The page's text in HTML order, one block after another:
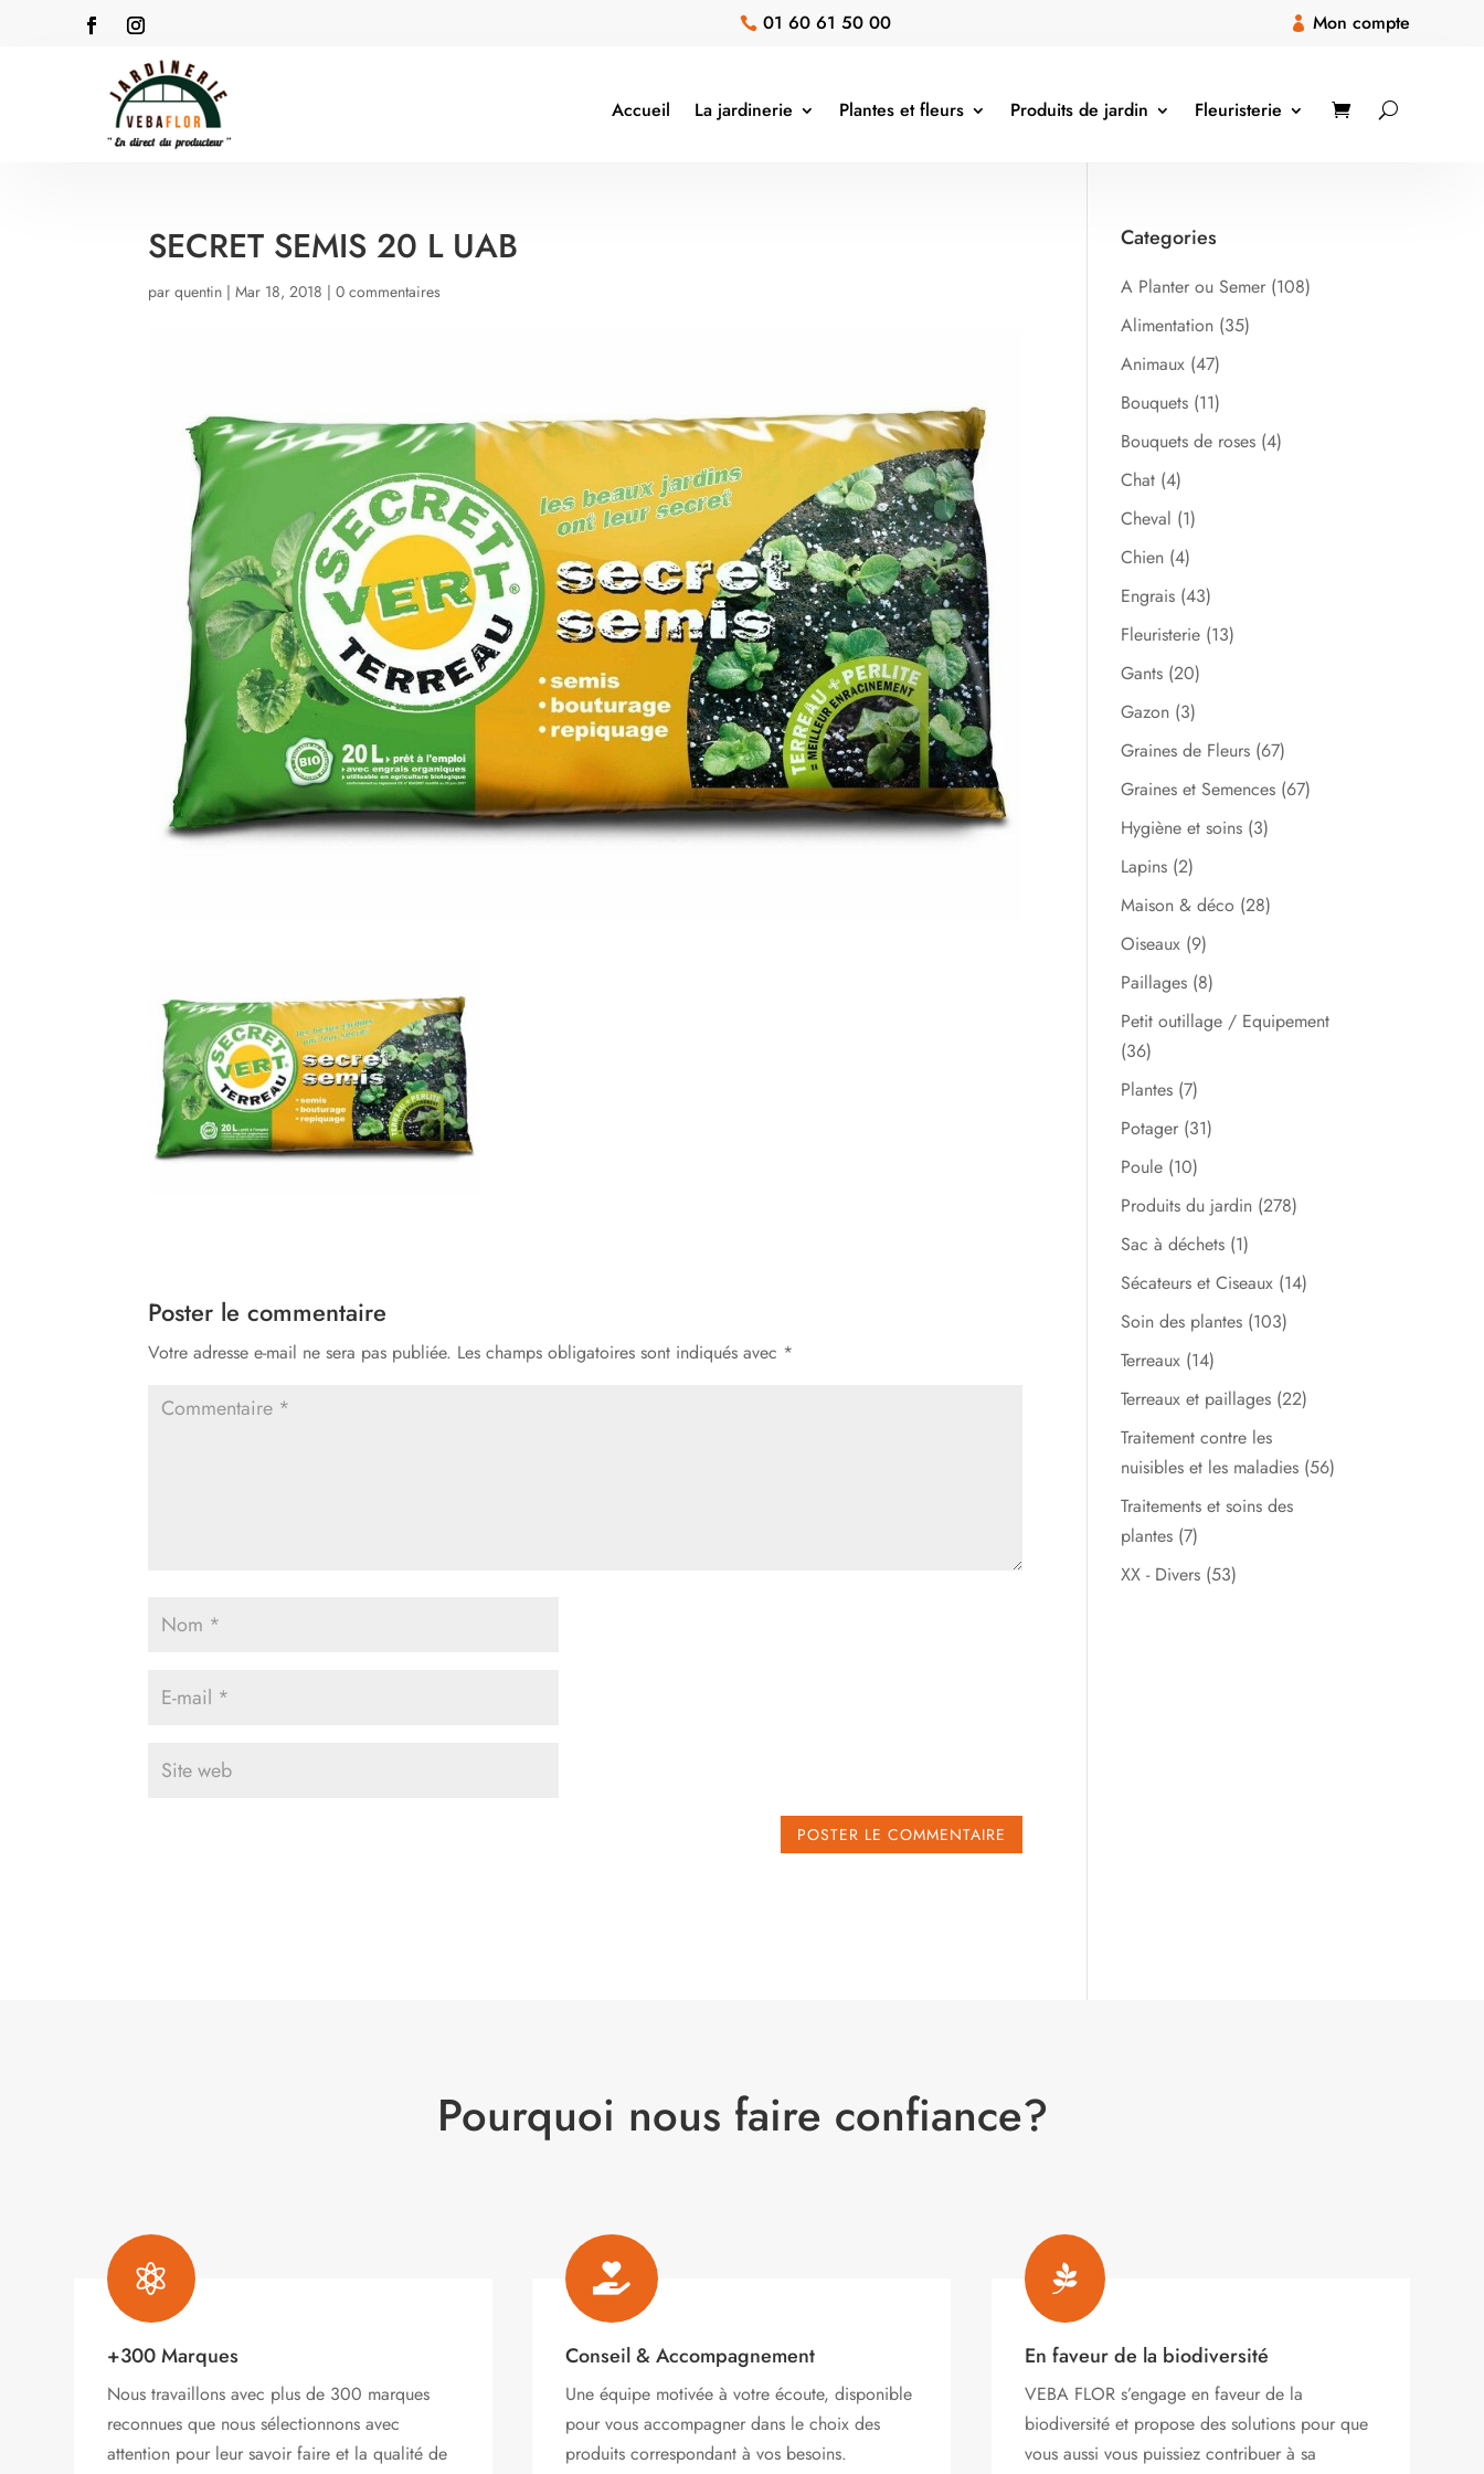
 01 60 61 50 00  Mon compte
Accueil La jardinerie Plantes et fleurs Produits de jardin Fleuristerie
SECRET SEMIS 20 L UAB
parquentin |Mar 18, 2018 |0 commentaires
Poster le commentaire
Votre adresse e-mail ne sera pas publiée. Les champs obligatoires sont indiqués avec *
Categories
A Planter ou Semer (108)
Alimentation (35)
Animaux (47)
Bouquets (11)
Bouquets de roses (4)
Chat (4)
Cheval (1)
Chien (4)
Engrais (43)
Fleuristerie (13)
Gants (20)
Gazon (3)
Graines de Fleurs (67)
Graines et Semences (67)
Hygiène et soins (3)
Lapins (2)
Maison & déco (28)
Oiseaux (9)
Paillages (8)
Petit outillage / Equipement
(36)
Plantes (7)
Potager (31)
Poule (10)
Produits du jardin (278)
Sac à déchets (1)
Sécateurs et Ciseaux (14)
Soin des plantes (103)
Terreaux (14)
Terreaux et paillages (22)
Traitement contre les
nuisibles et les maladies (56)
Traitements et soins des
plantes (7)
XX - Divers (53)
Pourquoi nous faire confiance?

+300 Marques
Nous travaillons avec plus de 300 marques
reconnues que nous sélectionnons avec
attention pour leur savoir faire et la qualité de

Conseil & Accompagnement
Une équipe motivée à votre écoute, disponible
pour vous accompagner dans le choix des
produits correspondant à vos besoins.

En faveur de la biodiversité
VEBA FLOR s’engage en faveur de la
biodiversité et propose des solutions pour que
vous aussi vous puissiez contribuer à sa